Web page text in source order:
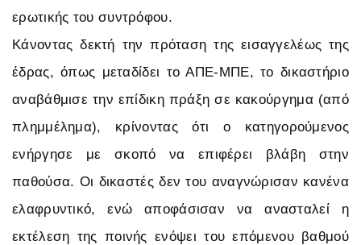
ερωτικής του συντρόφου.
Κάνοντας δεκτή την πρόταση της εισαγγελέως της
έδρας, όπως μεταδίδει το ΑΠΕ-ΜΠΕ, το δικαστήριο
αναβάθμισε την επίδικη πράξη σε κακούργημα (από
πλημμέλημα), κρίνοντας ότι ο κατηγορούμενος
ενήργησε με σκοπό να επιφέρει βλάβη στην
παθούσα. Οι δικαστές δεν του αναγνώρισαν κανένα
ελαφρυντικό, ενώ αποφάσισαν να ανασταλεί η
εκτέλεση της ποινής ενόψει του επόμενου βαθμού